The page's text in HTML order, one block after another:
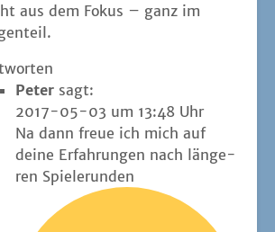
aus dem Fokus – ganz im
Peter sagt:
2017-05-03 um 13:48 Uhr
Na dann freue ich mich auf
dei­ne Erfah­run­gen nach län­ge­
ren Spielerunden